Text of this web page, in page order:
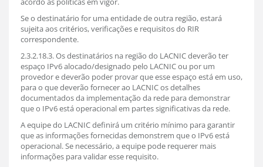
Se o destinatário for uma entidade de outra região, estará
sujeita aos critérios, verificações e requisitos do RIR
correspondente.
2.3.2.18.3. Os destinatários na região do LACNIC deverão ter
espaço IPv6 alocado/designado pelo LACNIC ou por um
provedor e deverão poder provar que esse espaço está em uso,
para o que deverão fornecer ao LACNIC os detalhes
documentados da implementação da rede para demonstrar
que o IPv6 está operacional em partes significativas da rede.
A equipe do LACNIC definirá um critério mínimo para garantir
que as informações fornecidas demonstrem que o IPv6 está
operacional. Se necessário, a equipe pode requerer mais
informações para validar esse requisito.